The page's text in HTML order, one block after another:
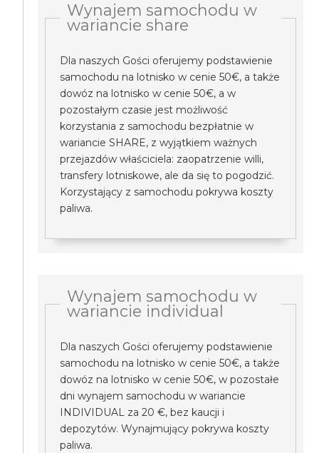
Wynajem samochodu w
wariancie share
Dla naszych Gości oferujemy podstawienie
samochodu na lotnisko w cenie 50€, a także
dowóz na lotnisko w cenie 50€, a w
pozostałym czasie jest możliwość
korzystania z samochodu bezpłatnie w
wariancie SHARE, z wyjątkiem ważnych
przejazdów właściciela: zaopatrzenie willi,
transfery lotniskowe, ale da się to pogodzić.
Korzystający z samochodu pokrywa koszty
paliwa.
Wynajem samochodu w
wariancie individual
Dla naszych Gości oferujemy podstawienie
samochodu na lotnisko w cenie 50€, a także
dowóz na lotnisko w cenie 50€, w pozostałe
dni wynajem samochodu w wariancie
INDIVIDUAL za 20 €, bez kaucji i
depozytów. Wynajmujący pokrywa koszty
paliwa.